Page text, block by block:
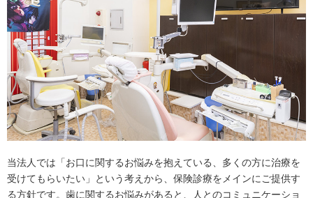
当法人では「お口に関するお悩みを抱えている、多くの方に治療を
受けてもらいたい」という考えから、保険診療をメインにご提供す
る方針です。歯に関するお悩みがあると、人とのコミュニケーショ